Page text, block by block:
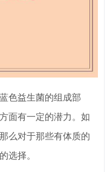
色益生菌的组成部
面有一定的潜力。如
么对于那些有体质的
选择。